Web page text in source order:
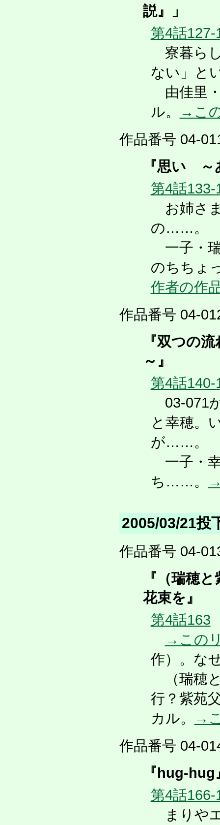
説』」
第4話127-
寮暮ら
ない」と
由佳里
ル。
→こ
作品番号 04-
『思い
第4話133-
お姉さ
の……。
一子・
のちちょ
作者の作
作品番号 04-
『双つの
～』
第4話140-
03-071
と幸穂。
が……。
一子・
ち……。
2005/03/21投
作品番号 04-
『（瑞穂
花束を』
第4話163
→この
作）。な
（瑞穂
行？紫苑
カル。
→
作品番号 04-
『hug-hug
第4話166-
まりや